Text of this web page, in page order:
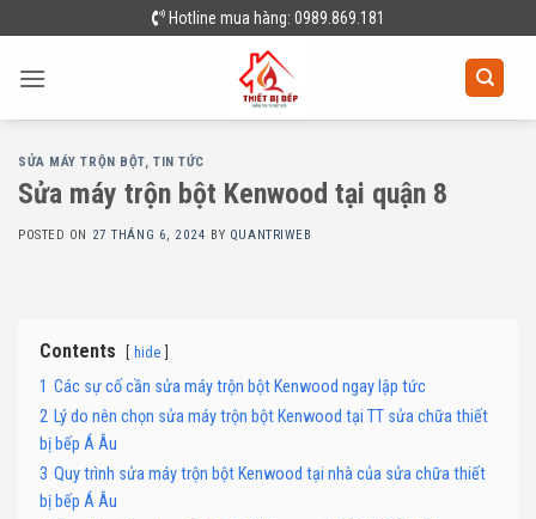
to
content
Hotline mua hàng: 0989.869.181
SỬA MÁY TRỘN BỘT,TIN TỨC
Sửa máy trộn bột Kenwood tại quận 8
POSTED ON 27 THÁNG 6, 2024 BY QUANTRIWEB
Contents hide
1 Các sự cố cần sửa máy trộn bột Kenwood ngay lập tức
2 Lý do nên chọn sửa máy trộn bột Kenwood tại TT sửa chữa thiết
bị bếp Á Âu
3 Quy trình sửa máy trộn bột Kenwood tại nhà của sửa chữa thiết
bị bếp Á Âu